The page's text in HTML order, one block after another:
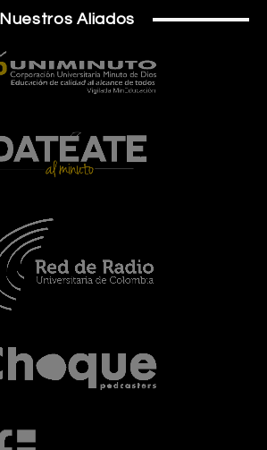
Nuestros Aliados